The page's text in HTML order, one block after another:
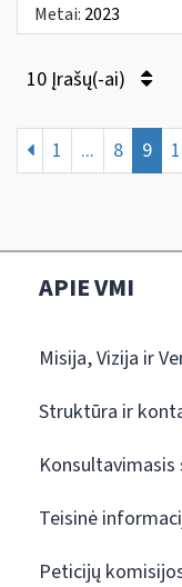
Metai: 2023
10 Įrašų(-ai)
1 ... 8 9
APIE VMI
Misija, Vizija ir
Struktūra ir
Konsultavimasis
Teisinė
Peticijų